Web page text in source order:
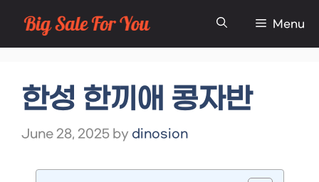
Skip
to
Menu
한성 한끼애 콩자반
June 28, 2025 by dinosion